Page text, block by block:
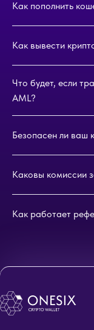
Как пополнить
Как вывести
Что будет, если
AML?
Безопасен ли ваш
Каковы комиссии
Как работает